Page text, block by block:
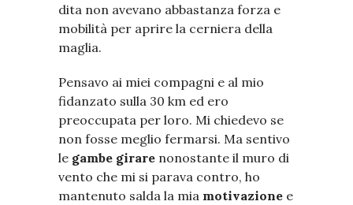
dita non avevano abbastanza forza e
mobilità per aprire la cerniera della
maglia.
Pensavo ai miei compagni e al mio
fidanzato sulla 30 km ed ero
preoccupata per loro. Mi chiedevo se
non fosse meglio fermarsi. Ma sentivo
le gambe girare nonostante il muro di
vento che mi si parava contro, ho
mantenuto salda la mia motivazione e